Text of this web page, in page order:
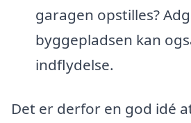
garagen opstilles?
byggepladsen kan
indflydelse.
Det er derfor en god idé